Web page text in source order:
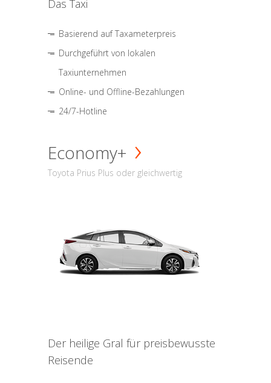
Das Taxi
Basierend auf Taxameterpreis
Durchgeführt von lokalen
Taxiunternehmen
Online- und Offline-Bezahlungen
24/7-Hotline
Economy+
Toyota Prius Plus oder gleichwertig
Der heilige Gral für preisbewusste
Reisende